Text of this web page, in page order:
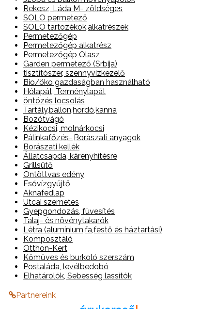
Rekesz, Láda M- zöldséges
SOLO permetező
SOLO tartozékok,alkatrészek
Permetezőgép
Permetezőgép alkatrész
Permetezőgép Olasz
Garden permetező (Srbija)
tisztítószer, szennyvízkezelő
Bio/öko gazdaságban használható
Hólapát, Terménylapát
öntözés locsolás
Tartály,ballon,hordó,kanna
Bozótvágó
Kézikocsi, molnárkocsi
Pálinkafőzés-,Borászati anyagok
Borászati kellék
Állatcsapda, kárenyhítésre
Grillsütő
Öntöttvas edény
Esővízgyűjtő
Aknafedlap
Utcai szemetes
Gyepgondozás, füvesítés
Talaj- és növénytakarók
Létra (alumínium,fa,festő és háztartási)
Komposztáló
Otthon-Kert
Kőműves és burkoló szerszám
Postaláda, levélbedobó
Elhatárolók, Sebesség lassítók
Partnereink